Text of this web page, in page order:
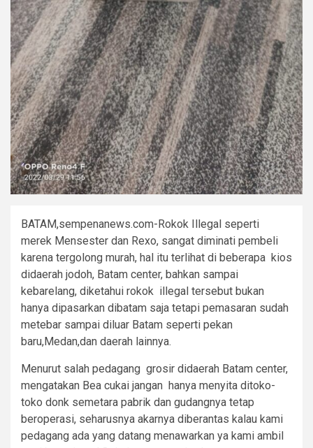
BATAM,sempenanews.com-Rokok Illegal seperti
merek Mensester dan Rexo, sangat diminati pembeli
karena tergolong murah, hal itu terlihat di beberapa kios
didaerah jodoh, Batam center, bahkan sampai
kebarelang, diketahui rokok illegal tersebut bukan
hanya dipasarkan dibatam saja tetapi pemasaran sudah
metebar sampai diluar Batam seperti pekan
baru,Medan,dan daerah lainnya.
Menurut salah pedagang grosir didaerah Batam center,
mengatakan Bea cukai jangan hanya menyita ditoko-
toko donk semetara pabrik dan gudangnya tetap
beroperasi, seharusnya akarnya diberantas kalau kami
pedagang ada yang datang menawarkan ya kami ambil